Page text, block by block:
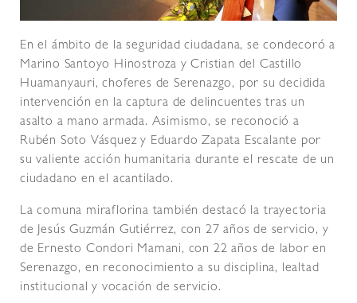
En el ámbito de la seguridad ciudadana, se condecoró a
Marino Santoyo Hinostroza y Cristian del Castillo
Huamanyauri, choferes de Serenazgo, por su decidida
intervención en la captura de delincuentes tras un
asalto a mano armada. Asimismo, se reconoció a
Rubén Soto Vásquez y Eduardo Zapata Escalante por
su valiente acción humanitaria durante el rescate de un
ciudadano en el acantilado.
La comuna miraflorina también destacó la trayectoria
de Jesús Guzmán Gutiérrez, con 27 años de servicio, y
de Ernesto Condori Mamani, con 22 años de labor en
Serenazgo, en reconocimiento a su disciplina, lealtad
institucional y vocación de servicio.